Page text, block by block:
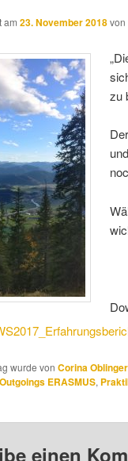
am 23. November 2018von
zu
wurde von Corina Oblinger
Outgoings ERASMUS,
einen